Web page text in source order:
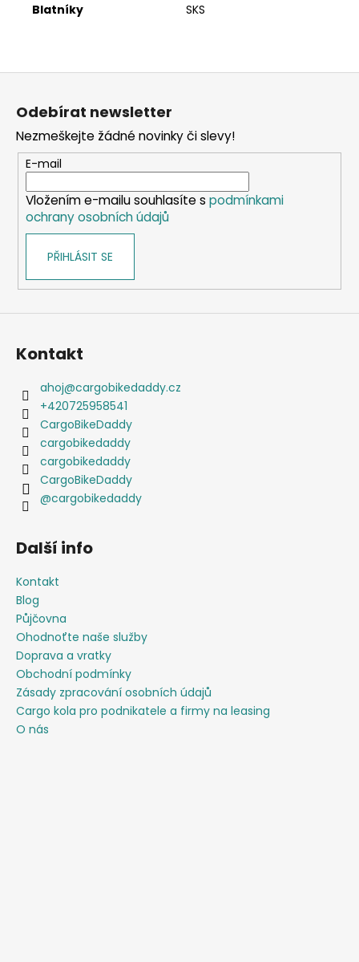
Blatníky
SKS
Z
Odebírat newsletter
Nezmeškejte žádné novinky či slevy!
E-mail
Vložením e-mailu souhlasíte s podmínkami
ochrany osobních údajů
PŘIHLÁSIT SE
Kontakt
ahoj@cargobikedaddy.cz
+420725958541
CargoBikeDaddy
cargobikedaddy
cargobikedaddy
CargoBikeDaddy
@cargobikedaddy
Další info
Kontakt
Blog
Půjčovna
Ohodnoťte naše služby
Doprava a vratky
Obchodní podmínky
Zásady zpracování osobních údajů
Cargo kola pro podnikatele a firmy na leasing
O nás